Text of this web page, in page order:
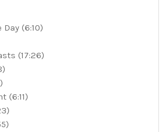
(6:10)
(17:26)
(6:11)